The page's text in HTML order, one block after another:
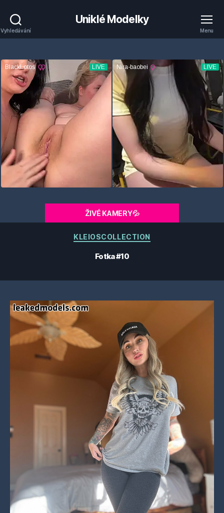
Vyhledávání
Uniklé Modelky
Menu
ŽIVÉ KAMERY💦
Kategorie
KLEIOSCOLLECTION
Fotka #10